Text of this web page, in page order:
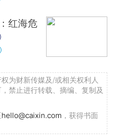
红海危
为财新传媒及/或相关权利人
禁止进行转载、摘编、复制及
hello@caixin.com ，获得书面